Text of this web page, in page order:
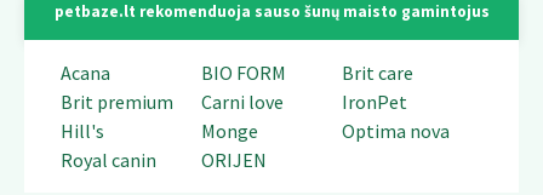
petbaze.lt rekomenduoja sauso šunų maisto gamintojus
Acana BIO FORM
Brit care
Brit premium
Carni love
IronPet
Hill's
Monge
Optima nova
Royal canin
ORIJEN